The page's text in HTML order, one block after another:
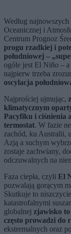
Według
Oceanicznej i
Centrum Prognoz
progu rzadkiej i
południowej –
ogóle jest El Niño –
najpierw trzeba
oscylacja
Najprościej ujmując,
klimatycznym
Pacyfiku i ciśnienia
termostat. W fazie
zachód, ku Australii,
Azją a suchym
zostaje zachwiany,
odczuwalnych na
Faza ciepła, czyli El
pozwalają gorącym
Skutkuje to
katastrofalnymi
globalnej zjawisko
często prowadzi do
ekstremalnych oraz